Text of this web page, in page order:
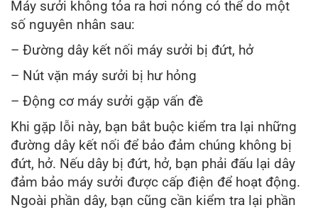
Máy sưởi không tỏa ra hơi nóng có thể do một
số nguyên nhân sau:
– Đường dây kết nối máy sưởi bị đứt, hở
– Nút vặn máy sưởi bị hư hỏng
– Động cơ máy sưởi gặp vấn đề
Khi gặp lỗi này, bạn bắt buộc kiểm tra lại những
đường dây kết nối để bảo đảm chúng không bị
đứt, hở. Nếu dây bị đứt, hở, bạn phải đấu lại dây
đảm bảo máy sưởi được cấp điện để hoạt động.
Ngoài phần dây, bạn cũng cần kiểm tra lại phần